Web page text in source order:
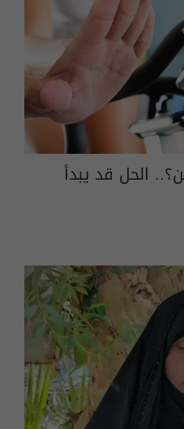
الحل قد يبدأ